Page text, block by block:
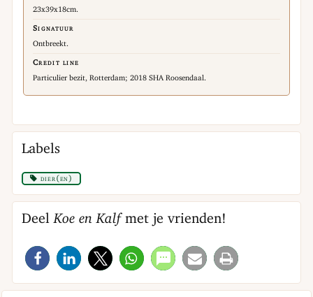
23x39x18cm.
Signatuur
Ontbreekt.
Credit line
Particulier bezit, Rotterdam; 2018 SHA Roosendaal.
Labels
dier(en)
DeelKoe en Kalfmet je vrienden!